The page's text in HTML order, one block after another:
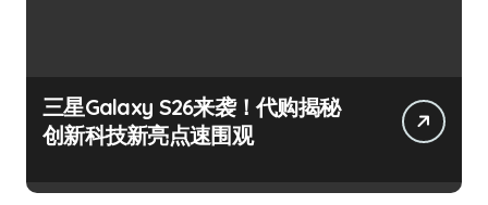
三星Galaxy S26来袭！代购揭秘
创新科技新亮点速围观